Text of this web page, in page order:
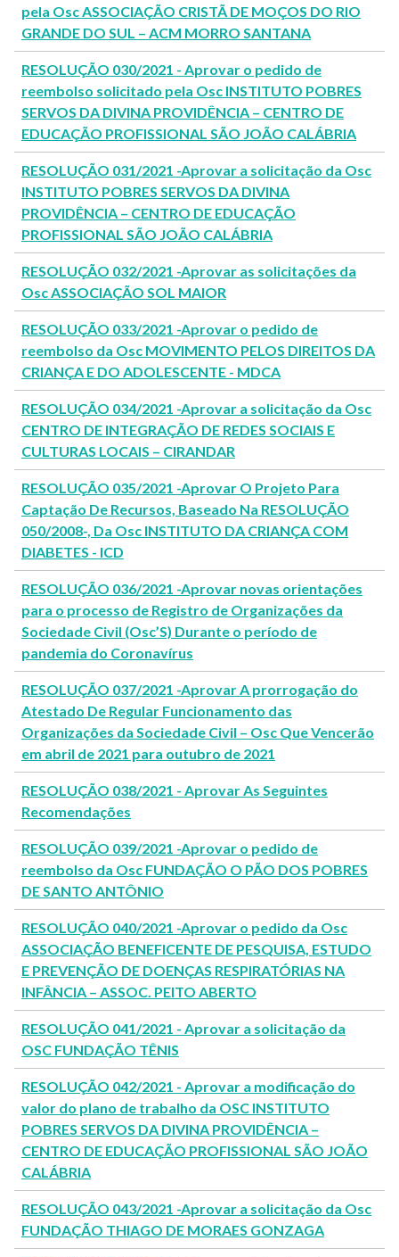
pela Osc ASSOCIAÇÃO CRISTÃ DE MOÇOS DO RIO
GRANDE DO SUL – ACM MORRO SANTANA
RESOLUÇÃO 030/2021 - Aprovar o pedido de
reembolso solicitado pela Osc INSTITUTO POBRES
SERVOS DA DIVINA PROVIDÊNCIA – CENTRO DE
EDUCAÇÃO PROFISSIONAL SÃO JOÃO CALÁBRIA
RESOLUÇÃO 031/2021 -Aprovar a solicitação da Osc
INSTITUTO POBRES SERVOS DA DIVINA
PROVIDÊNCIA – CENTRO DE EDUCAÇÃO
PROFISSIONAL SÃO JOÃO CALÁBRIA
RESOLUÇÃO 032/2021 -Aprovar as solicitações da
Osc ASSOCIAÇÃO SOL MAIOR
RESOLUÇÃO 033/2021 -Aprovar o pedido de
reembolso da Osc MOVIMENTO PELOS DIREITOS DA
CRIANÇA E DO ADOLESCENTE - MDCA
RESOLUÇÃO 034/2021 -Aprovar a solicitação da Osc
CENTRO DE INTEGRAÇÃO DE REDES SOCIAIS E
CULTURAS LOCAIS – CIRANDAR
RESOLUÇÃO 035/2021 -Aprovar O Projeto Para
Captação De Recursos, Baseado Na RESOLUÇÃO
050/2008-, Da Osc INSTITUTO DA CRIANÇA COM
DIABETES - ICD
RESOLUÇÃO 036/2021 -Aprovar novas orientações
para o processo de Registro de Organizações da
Sociedade Civil (Osc’S) Durante o período de
pandemia do Coronavírus
RESOLUÇÃO 037/2021 -Aprovar A prorrogação do
Atestado De Regular Funcionamento das
Organizações da Sociedade Civil – Osc Que Vencerão
em abril de 2021 para outubro de 2021
RESOLUÇÃO 038/2021 - Aprovar As Seguintes
Recomendações
RESOLUÇÃO 039/2021 -Aprovar o pedido de
reembolso da Osc FUNDAÇÃO O PÃO DOS POBRES
DE SANTO ANTÔNIO
RESOLUÇÃO 040/2021 -Aprovar o pedido da Osc
ASSOCIAÇÃO BENEFICENTE DE PESQUISA, ESTUDO
E PREVENÇÃO DE DOENÇAS RESPIRATÓRIAS NA
INFÂNCIA – ASSOC. PEITO ABERTO
RESOLUÇÃO 041/2021 - Aprovar a solicitação da
OSC FUNDAÇÃO TÊNIS
RESOLUÇÃO 042/2021 - Aprovar a modificação do
valor do plano de trabalho da OSC INSTITUTO
POBRES SERVOS DA DIVINA PROVIDÊNCIA –
CENTRO DE EDUCAÇÃO PROFISSIONAL SÃO JOÃO
CALÁBRIA
RESOLUÇÃO 043/2021 -Aprovar a solicitação da Osc
FUNDAÇÃO THIAGO DE MORAES GONZAGA